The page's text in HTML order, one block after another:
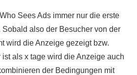
Sees Ads immer nur die erste
also der Besucher von der
wird die Anzeige gezeigt bzw.
als x tage wird die Anzeige auch
der Bedingungen mit